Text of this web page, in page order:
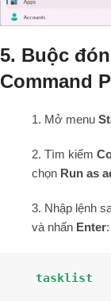
5. Buộc
Command
1. Mở menu
2. Tìm kiếm
chọn Run as
3. Nhập lệnh
và nhấn Enter:
tasklist